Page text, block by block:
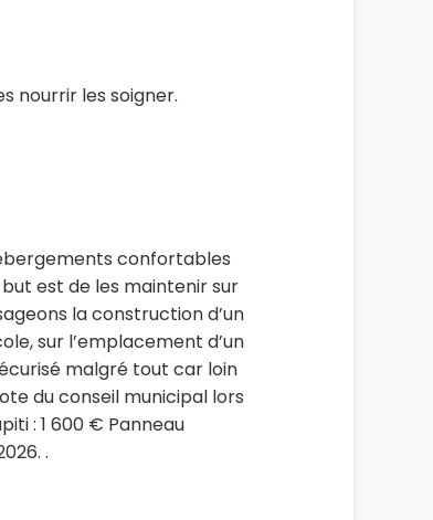
nourrir les soigner.
confortables
est de les maintenir sur
la construction d’un
sur l’emplacement d’un
malgré tout car loin
du conseil municipal lors
: 1 600 € Panneau
.